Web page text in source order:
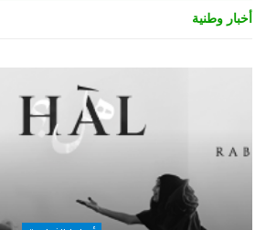
أخبار وطنية